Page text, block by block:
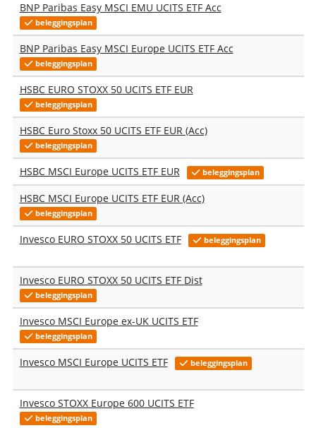
BNP Paribas Easy MSCI EMU UCITS ETF Acc
beleggingsplan
BNP Paribas Easy MSCI Europe UCITS ETF Acc
beleggingsplan
HSBC EURO STOXX 50 UCITS ETF EUR
beleggingsplan
HSBC Euro Stoxx 50 UCITS ETF EUR (Acc)
beleggingsplan
HSBC MSCI Europe UCITS ETF EUR beleggingsplan
HSBC MSCI Europe UCITS ETF EUR (Acc)
beleggingsplan
Invesco EURO STOXX 50 UCITS ETF beleggingsplan
Invesco EURO STOXX 50 UCITS ETF Dist
beleggingsplan
Invesco MSCI Europe ex-UK UCITS ETF
beleggingsplan
Invesco MSCI Europe UCITS ETF beleggingsplan
Invesco STOXX Europe 600 UCITS ETF
beleggingsplan